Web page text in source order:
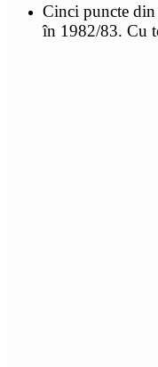
Cinci puncte din
în 1982/83. Cu